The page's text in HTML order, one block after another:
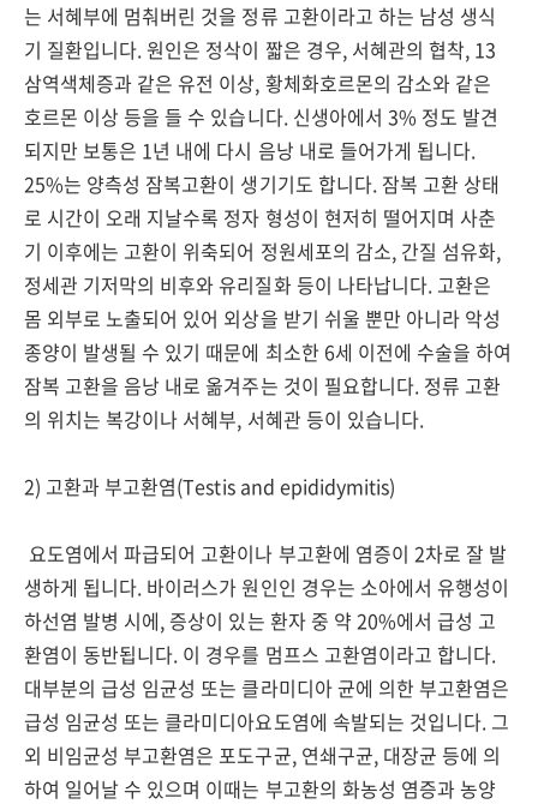
는 서혜부에 멈춰버린 것을 정류 고환이라고 하는 남성 생식
기 질환입니다. 원인은 정삭이 짧은 경우, 서혜관의 협착, 13
삼역색체증과 같은 유전 이상, 황체화호르몬의 감소와 같은
호르몬 이상 등을 들 수 있습니다. 신생아에서 3% 정도 발견
되지만 보통은 1년 내에 다시 음낭 내로 들어가게 됩니다.
25%는 양측성 잠복고환이 생기기도 합니다. 잠복 고환 상태
로 시간이 오래 지날수록 정자 형성이 현저히 떨어지며 사춘
기 이후에는 고환이 위축되어 정원세포의 감소, 간질 섬유화,
정세관 기저막의 비후와 유리질화 등이 나타납니다. 고환은
몸 외부로 노출되어 있어 외상을 받기 쉬울 뿐만 아니라 악성
종양이 발생될 수 있기 때문에 최소한 6세 이전에 수술을 하여
잠복 고환을 음낭 내로 옮겨주는 것이 필요합니다. 정류 고환
의 위치는 복강이나 서혜부, 서혜관 등이 있습니다.
2) 고환과 부고환염(Testis and epididymitis)
요도염에서 파급되어 고환이나 부고환에 염증이 2차로 잘 발
생하게 됩니다. 바이러스가 원인인 경우는 소아에서 유행성이
하선염 발병 시에, 증상이 있는 환자 중 약 20%에서 급성 고
환염이 동반됩니다. 이 경우를 멈프스 고환염이라고 합니다.
대부분의 급성 임균성 또는 클라미디아 균에 의한 부고환염은
급성 임균성 또는 클라미디아요도염에 속발되는 것입니다. 그
외 비임균성 부고환염은 포도구균, 연쇄구균, 대장균 등에 의
하여 일어날 수 있으며 이때는 부고환의 화농성 염증과 농양